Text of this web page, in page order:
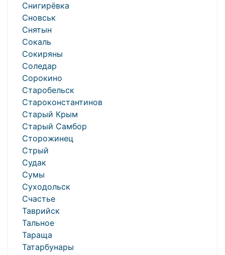
Снигирёвка
Сновськ
Снятын
Сокаль
Сокиряны
Соледар
Сорокино
Старобельск
Староконстантинов
Старый Крым
Старый Самбор
Сторожинец
Стрый
Судак
Сумы
Суходольск
Счастье
Таврийск
Тальное
Тараща
Татарбунары